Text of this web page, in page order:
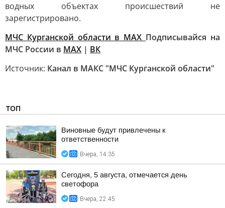
водных объектах происшествий не
зарегистрировано.
МЧС Курганской области в MAX Подписывайся на
МЧС России в MAX | ВК
Источник: Канал в МАКС "МЧС Курганской области"
ТОП
Виновные будут привлечены к
ответственности
Вчера, 14:35
Сегодня, 5 августа, отмечается день
светофора
Вчера, 22:45